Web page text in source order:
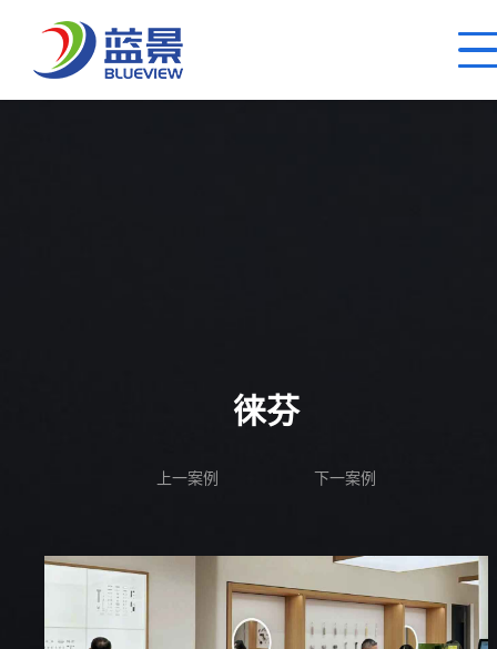
上一案例 下一案例
徕芬